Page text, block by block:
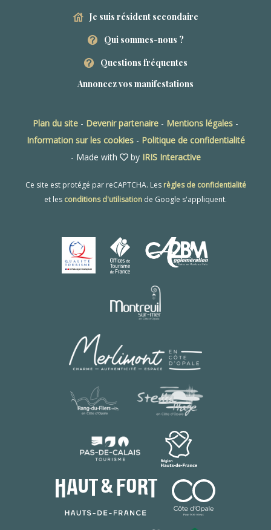
Je suis résident secondaire
Qui sommes-nous ?
Questions fréquentes
Annoncez vos manifestations
Plan du site - Devenir partenaire - Mentions légales -
Information sur les cookies- Politique de confidentialité
- Made with
by IRIS Interactive
Ce site est protégé par reCAPTCHA. Les règles de confidentialité
et les conditions d'utilisation de Google s'appliquent.